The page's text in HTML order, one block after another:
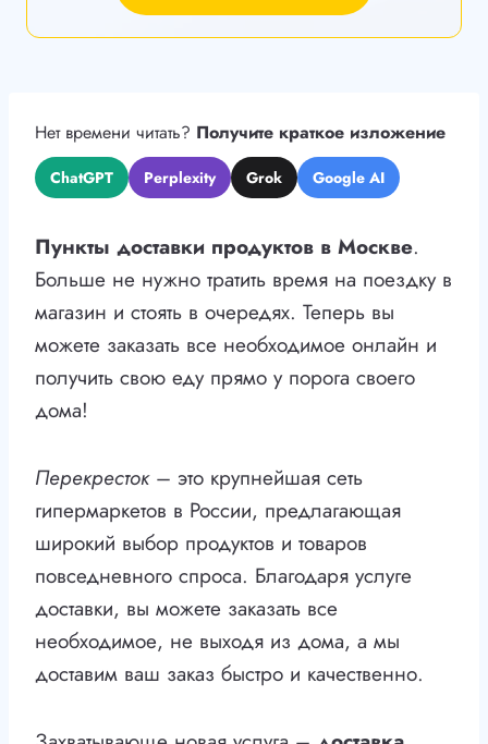
Нет времени читать? Получите краткое изложение
ChatGPT Perplexity Grok Google AI
Пункты доставки продуктов в Москве.
Больше не нужно тратить время на поездку в
магазин и стоять в очередях. Теперь вы
можете заказать все необходимое онлайн и
получить свою еду прямо у порога своего
дома!
Перекресток– это крупнейшая сеть
гипермаркетов в России, предлагающая
широкий выбор продуктов и товаров
повседневного спроса. Благодаря услуге
доставки, вы можете заказать все
необходимое, не выходя из дома, а мы
доставим ваш заказ быстро и качественно.